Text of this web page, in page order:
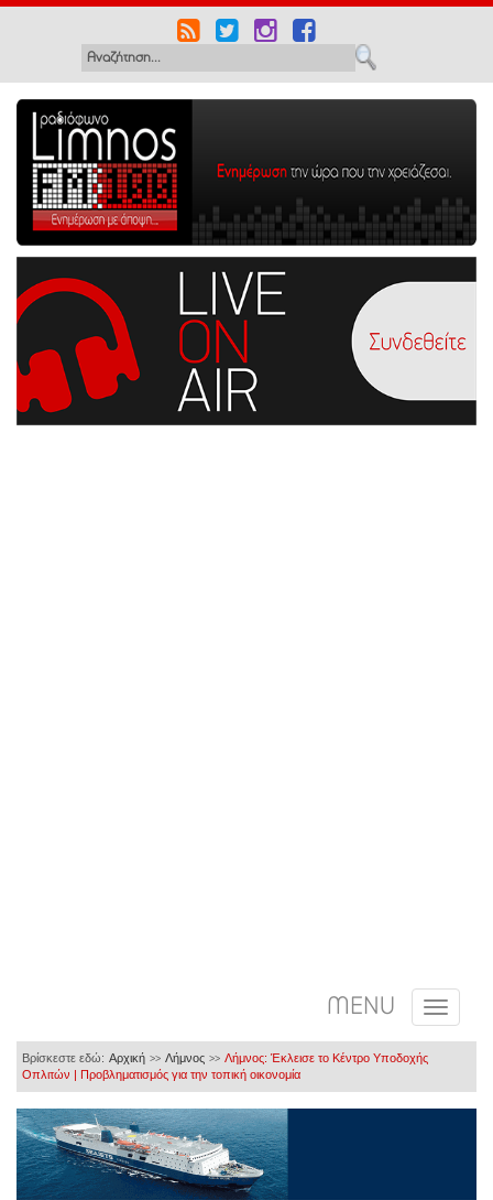
MENU
Βρίσκεστε εδώ: Αρχική >> Λήμνος >> Λήμνος: Έκλεισε το Κέντρο Υποδοχής
Οπλιτών | Προβληματισμός για την τοπική οικονομία